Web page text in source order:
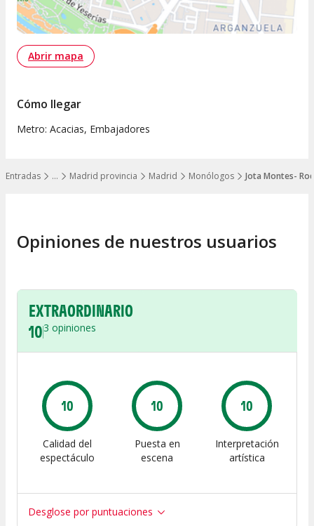
…
Mostrar todos los niveles
Entradas Madrid provincia Madrid Monólogos Jota Montes-
Abrir mapa
Cómo llegar
Metro: Acacias, Embajadores
Opiniones de nuestros usuarios
EXTRAORDINARIO
103 opiniones
10
Calidad del
espectáculo
10
Puesta en
escena
10
Interpretación
artística
Desglose por puntuaciones